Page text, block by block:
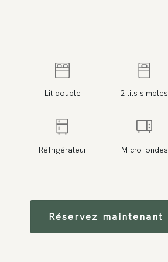
Lit double 2 lits simples
Réfrigérateur Micro-ondes
Réservez maintenant